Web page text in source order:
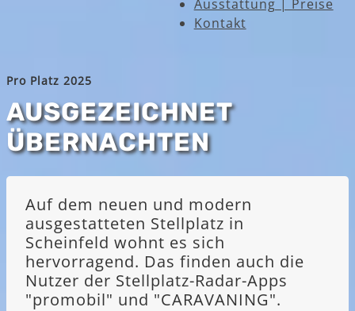
Ausstattung | Preise
Kontakt
Pro Platz 2025
AUSGEZEICHNET
ÜBERNACHTEN
Auf dem neuen und modern
ausgestatteten Stellplatz in
Scheinfeld wohnt es sich
hervorragend. Das finden auch die
Nutzer der Stellplatz-Radar-Apps
"promobil" und "CARAVANING".